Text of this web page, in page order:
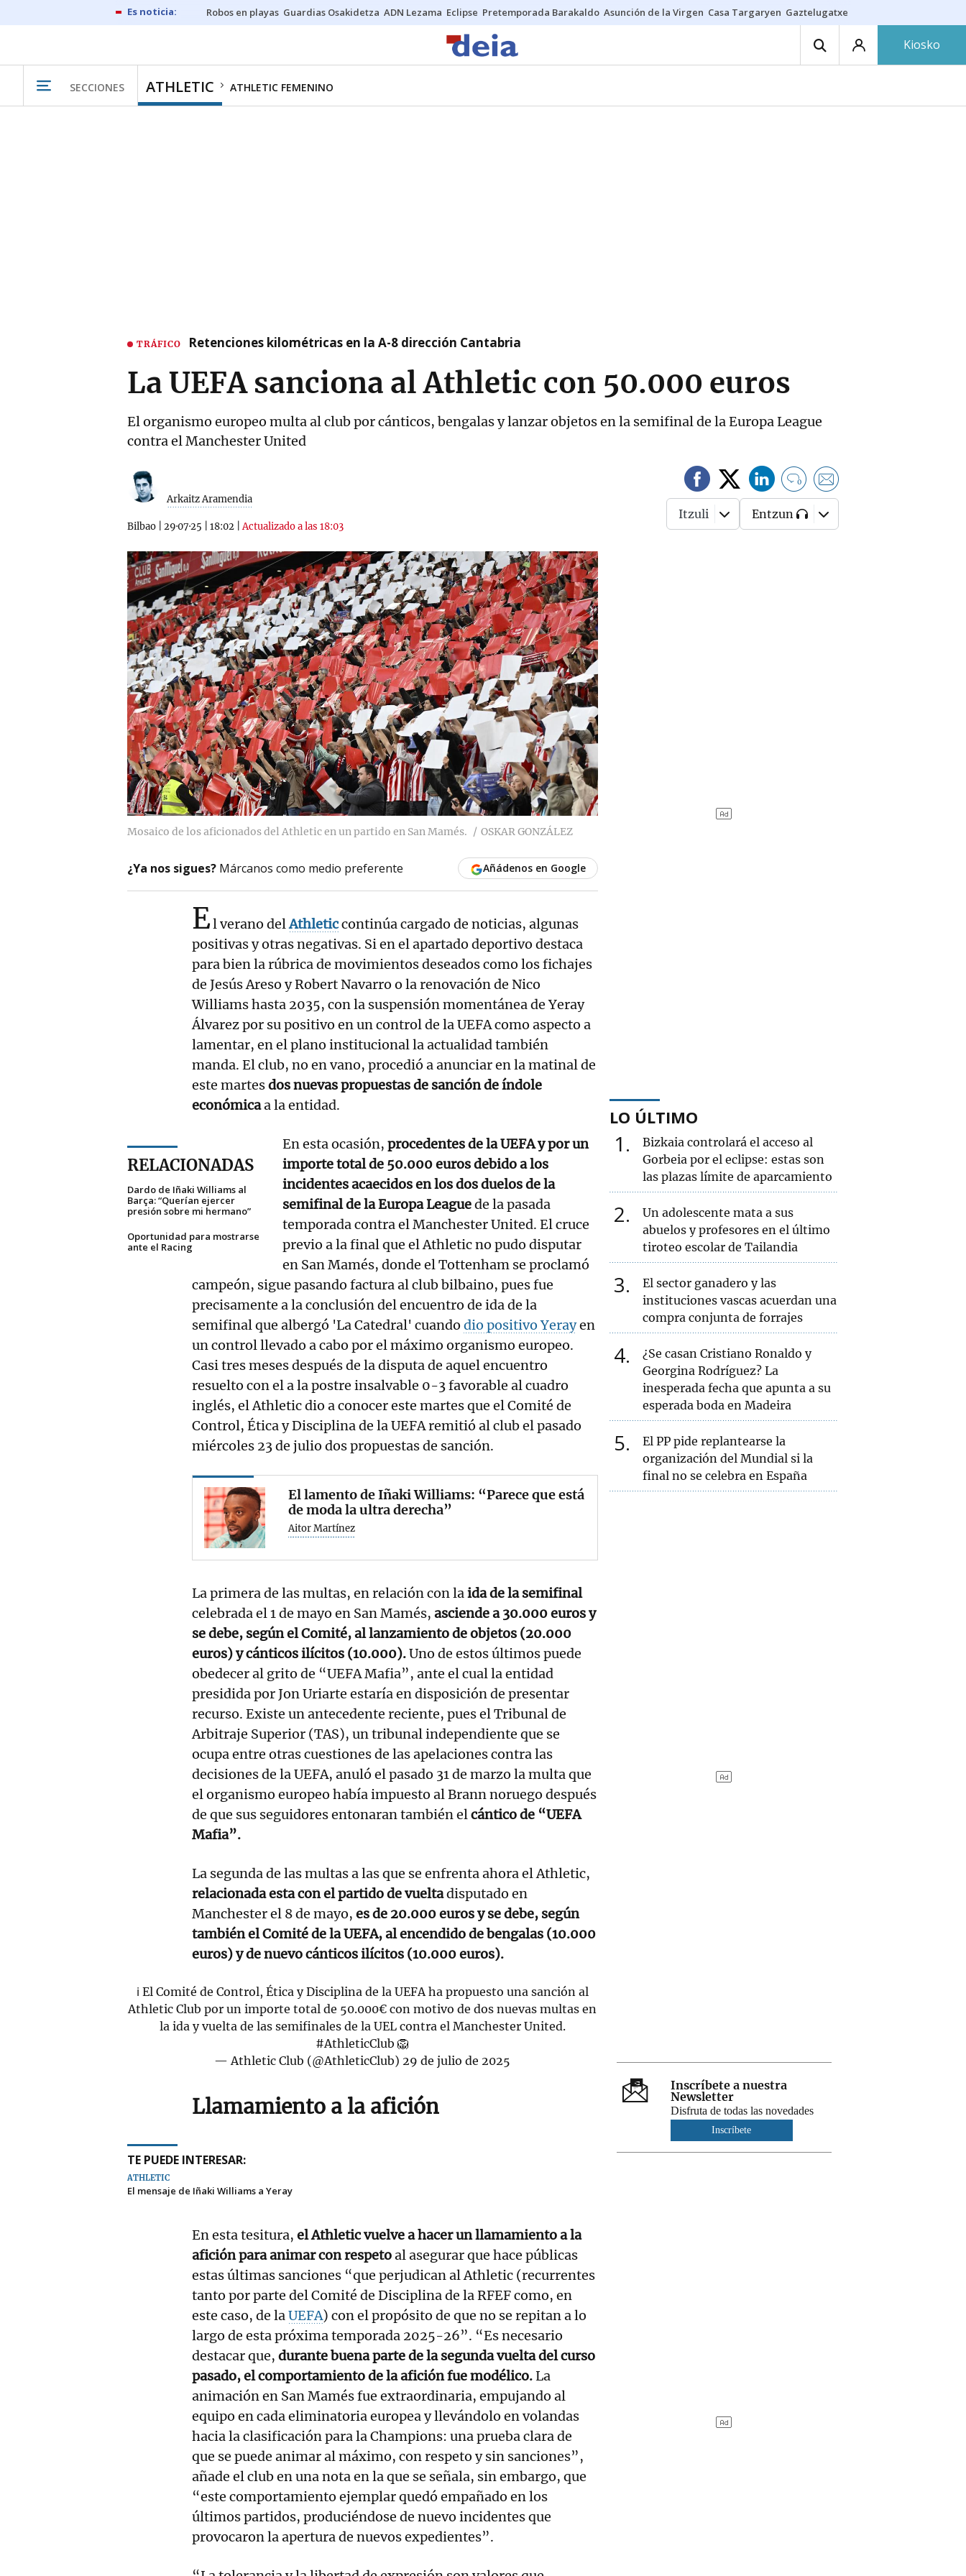
Robos en playas Guardias Osakidetza ADN Lezama Eclipse Pretemporada Barakaldo Asunción de la Virgen Casa Targaryen Gaztelugatxe
Kiosko
SECCIONES ATHLETIC ATHLETIC FEMENINO
TRÁFICO Retenciones kilométricas en la A-8 dirección Cantabria
La UEFA sanciona al Athletic con 50.000 euros
El organismo europeo multa al club por cánticos, bengalas y lanzar objetos en la semifinal de la Europa League
contra el Manchester United
Arkaitz Aramendia
Bilbao 29·07·25 18:02 |Actualizado a las 18:03
0
Itzuli Entzun
Mosaico de los aficionados del Athletic en un partido en San Mamés. OSKAR GONZÁLEZ
¿Ya nos sigues? Márcanos como medio preferente Añádenos en Google
El verano delAthleticcontinúa cargado de noticias, algunas
positivas y otras negativas. Si en el apartado deportivo destaca
para bien la rúbrica de movimientos deseados como los fichajes
de Jesús Areso y Robert Navarro o la renovación de Nico
Williams hasta 2035, con la suspensión momentánea de Yeray
Álvarez por su positivo en un control de la UEFA como aspecto a
lamentar, en el plano institucional la actualidad también
manda. El club, no en vano, procedió a anunciar en la matinal de
este martesdos nuevas propuestas de sanción de índole
económicaa la entidad.
RELACIONADAS
Dardo de Iñaki Williams al
Barça: “Querían ejercer
presión sobre mi hermano”
Oportunidad para mostrarse
ante el Racing
En esta ocasión,procedentes de la UEFA y por un
importe total de 50.000 euros debido a los
incidentes acaecidos en los dos duelos de la
semifinal de la Europa Leaguede la pasada
temporada contra el Manchester United. El cruce
previo a la final que el Athletic no pudo disputar
en San Mamés, donde el Tottenham se proclamó
campeón, sigue pasando factura al club bilbaino, pues fue
precisamente a la conclusión del encuentro de ida de la
semifinal que albergó 'La Catedral' cuando dio positivo Yerayen
un control llevado a cabo por el máximo organismo europeo.
Casi tres meses después de la disputa de aquel encuentro
resuelto con el a la postre insalvable 0-3 favorable al cuadro
inglés, el Athletic dio a conocer este martes que el Comité de
Control, Ética y Disciplina de la UEFA remitió al club el pasado
miércoles 23 de julio dos propuestas de sanción.
El lamento de Iñaki Williams: “Parece que está
de moda la ultra derecha”
Aitor Martínez
La primera de las multas, en relación con laida de la semifinal
celebrada el 1 de mayo en San Mamés, asciende a 30.000 euros y
se debe, según el Comité, al lanzamiento de objetos (20.000
euros) y cánticos ilícitos (10.000).Uno de estos últimos puede
obedecer al grito de “UEFA Mafia”, ante el cual la entidad
presidida por Jon Uriarte estaría en disposición de presentar
recurso. Existe un antecedente reciente, pues el Tribunal de
Arbitraje Superior (TAS), un tribunal independiente que se
ocupa entre otras cuestiones de las apelaciones contra las
decisiones de la UEFA, anuló el pasado 31 de marzo la multa que
el organismo europeo había impuesto al Brann noruego después
de que sus seguidores entonaran también elcántico de “UEFA
Mafia”.
La segunda de las multas a las que se enfrenta ahora el Athletic,
relacionada esta con el partido de vueltadisputado en
Manchester el 8 de mayo, es de 20.000 euros y se debe, según
también el Comité de la UEFA, al encendido de bengalas (10.000
euros) y de nuevo cánticos ilícitos (10.000 euros).
ℹ️ El Comité de Control, Ética y Disciplina de la UEFA ha propuesto una sanción al
Athletic Club por un importe total de 50.000€ con motivo de dos nuevas multas en
la ida y vuelta de las semifinales de la UEL contra el Manchester United.
#AthleticClub 🦁
— Athletic Club (@AthleticClub) 29 de julio de 2025
Llamamiento a la afición
TE PUEDE INTERESAR:
ATHLETIC
El mensaje de Iñaki Williams a Yeray
En esta tesitura, el Athletic vuelve a hacer un llamamiento a la
afición para animar con respetoal asegurar que hace públicas
estas últimas sanciones “que perjudican al Athletic (recurrentes
tanto por parte del Comité de Disciplina de la RFEF como, en
este caso, de laUEFA) con el propósito de que no se repitan a lo
largo de esta próxima temporada 2025-26”. “Es necesario
destacar que, durante buena parte de la segunda vuelta del curso
pasado, el comportamiento de la afición fue modélico.La
animación en San Mamés fue extraordinaria, empujando al
equipo en cada eliminatoria europea y llevándolo en volandas
hacia la clasificación para la Champions: una prueba clara de
que se puede animar al máximo, con respeto y sin sanciones”,
añade el club en una nota en la que se señala, sin embargo, que
“este comportamiento ejemplar quedó empañado en los
últimos partidos, produciéndose de nuevo incidentes que
provocaron la apertura de nuevos expedientes”.
LO ÚLTIMO
1
Bizkaia controlará el acceso al
Gorbeia por el eclipse: estas son
las plazas límite de aparcamiento
2
Un adolescente mata a sus
abuelos y profesores en el último
tiroteo escolar de Tailandia
3
El sector ganadero y las
instituciones vascas acuerdan una
compra conjunta de forrajes
4
¿Se casan Cristiano Ronaldo y
Georgina Rodríguez? La
inesperada fecha que apunta a su
esperada boda en Madeira
5
El PP pide replantearse la
organización del Mundial si la
final no se celebra en España
Inscríbete a nuestra
Newsletter
Disfruta de todas las novedades
Inscríbete